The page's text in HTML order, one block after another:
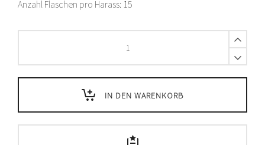
Anzahl Flaschen pro Harass: 15
Dôle
Caves
-
50
IN DEN WARENKORB